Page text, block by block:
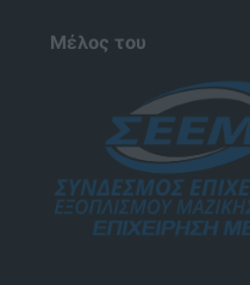
Μέλος του